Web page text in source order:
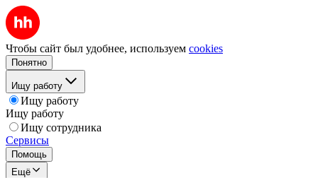
Чтобы сайт был удобнее, используем cookies
Понятно
Ищу работу
Ищу работу
Ищу работу
Ищу сотрудника
Сервисы
Помощь
Ещё